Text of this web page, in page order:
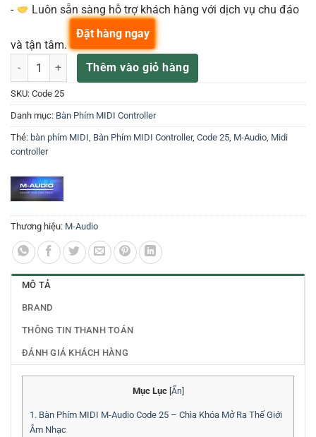
-
Luôn sẵn sàng hỗ trợ khách hàng với dịch vụ chu đáo
và tận tâm.
M-Audio Code 25 số lượngThêm vào giỏ hàng
Đặt hàng ngay
SKU: Code 25
Danh mục: Bàn Phím MIDI Controller
Thẻ: bàn phím MIDI Bàn Phím MIDI Controller, Code 25 M-Audio Midi
controller
Thương hiệu: M-Audio
MÔ TẢ
BRAND
THÔNG TIN THANH TOÁN
ĐÁNH GIÁ KHÁCH HÀNG
Mục Lục Ẩn
1. Bàn Phím MIDI M-Audio Code 25 – Chìa Khóa Mở Ra Thế Giới
Âm Nhạc